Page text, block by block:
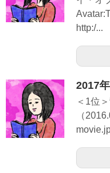
http:/...
2017
＜1位
（